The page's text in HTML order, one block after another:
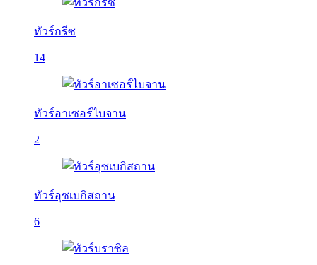
ทัวร์กรีซ
14
ทัวร์อาเซอร์ไบจาน
2
ทัวร์อุซเบกิสถาน
6